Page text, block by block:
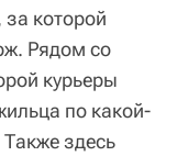
которой
Рядом со
курьеры
по какой-
здесь